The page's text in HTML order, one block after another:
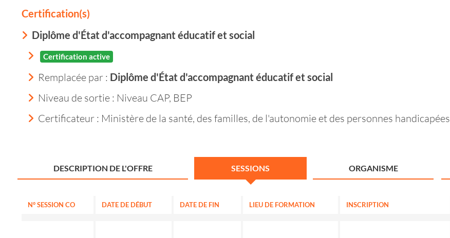
Certification(s)
Diplôme d'État d'accompagnant éducatif et social
Certification active
Remplacée par : Diplôme d'État d'accompagnant éducatif et social
Niveau de sortie : Niveau CAP, BEP
Certificateur : Ministère de la santé, des familles, de l'autonomie et des personnes handicapées
DESCRIPTION DE L'OFFRE SESSIONS ORGANISME
N° SESSION CO DATE DE DÉBUT DATE DE FIN LIEU DE FORMATION INSCRIPTION